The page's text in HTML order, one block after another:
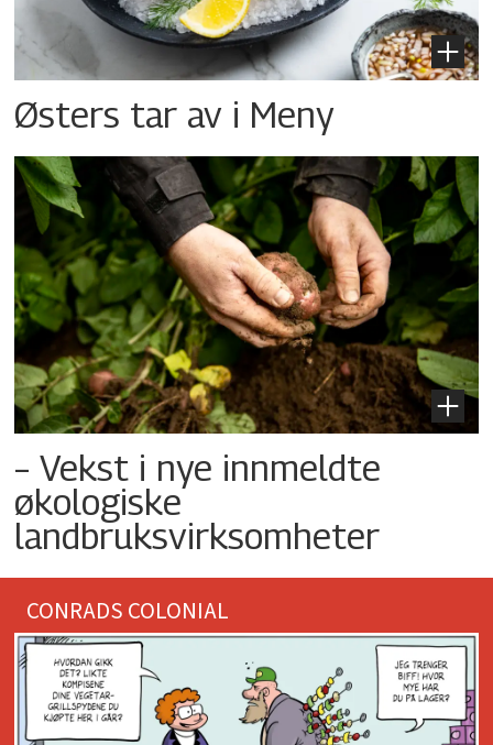
Østers tar av i Meny
– Vekst i nye innmeldte
økologiske
landbruksvirksomheter
CONRADS COLONIAL